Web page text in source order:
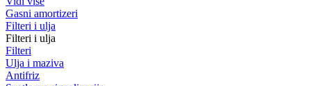
Gasni amortizeri
Filteri i ulja
Filteri i ulja
Filteri
Ulja i maziva
Antifriz